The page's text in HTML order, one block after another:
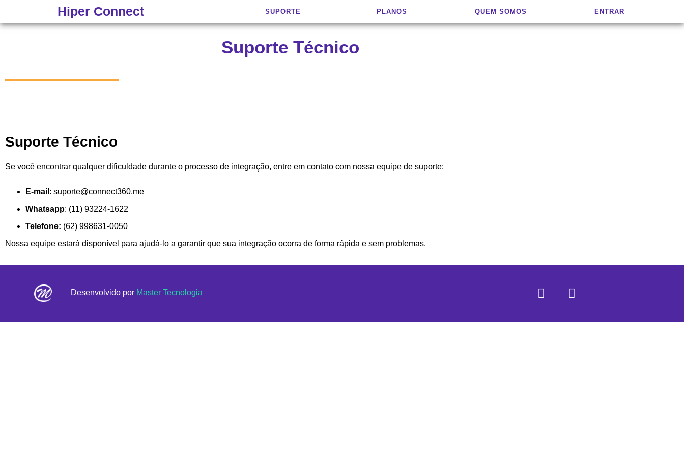
Hiper Connect SUPORTE PLANOS QUEM SOMOS ENTRAR
Suporte Técnico
Suporte Técnico
Se você encontrar qualquer dificuldade durante o processo de integração, entre em contato com nossa equipe de suporte:
E-mail : suporte@connect360.me
Whatsapp: (11) 93224-1622
Telefone: (62) 998631-0050
Nossa equipe estará disponível para ajudá-lo a garantir que sua integração ocorra de forma rápida e sem problemas.
Desenvolvido por Master Tecnologia